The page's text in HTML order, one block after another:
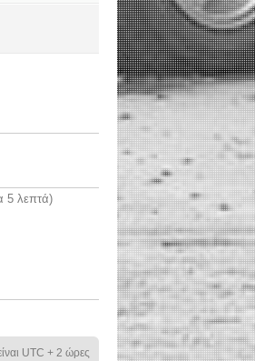
5 λεπτά)
UTC + 2 ώρες